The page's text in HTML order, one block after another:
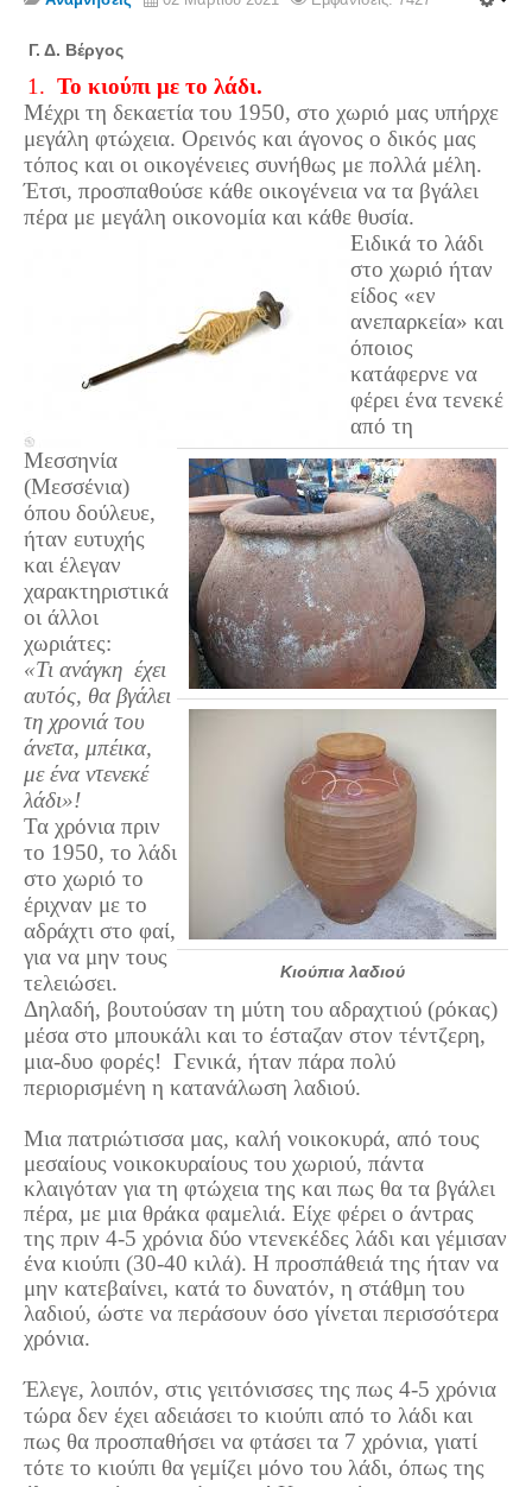
Σερβαίοι Συγγραφείς/Λογoτέχνες
Σερβαίοι Καλλιτέχνες
Γραφή Πατριωτών/Συνεργατών
Σερβαίοι Αγωνιστές/Πεσόντες
Σερβαίοι για το Σέρβου
Σύνδεσμος Σερβαίων
Θέματα και δράσεις Συνδέσμου
Η ιστοσελίδα μας
Επικοινωνία
Τα Νέα
Τα Τελευταία Νέα
Αυτοί που έφυγαν για πάντα
Γάμοι - Γεννήσεις - Βαπτίσεις
Επιτυχίες - Διακρίσεις
Μηνύματα Επισκεπτών
παλιά αρχειοθετημένα
Λαογραφία
Πολιτιστικά
Οπτικοακουστικά
Φωτορεπορτάζ
Δημοτικά Τραγούδια
Videos
Albums Φωτογραφιών
Παλιές Φωτογραφίες του 1930
Πετρόκτιστα Σπίτια - Εκκλησίες
Πανοραμικές φωτογραφίες
Σύνδεσμοι
Γ. Δ. Βέργος
1. Το κιούπι με το λάδι.
Μέχρι τη δεκαετία του 1950, στο χωριό μας υπήρχε
μεγάλη φτώχεια. Ορεινός και άγονος ο δικός μας
τόπος και οι οικογένειες συνήθως με πολλά μέλη.
Έτσι, προσπαθούσε κάθε οικογένεια να τα βγάλει
πέρα με μεγάλη οικονομία και κάθε θυσία.
Κιούπια λαδιού
Ειδικά το λάδι
στο χωριό ήταν
είδος «εν
ανεπαρκεία» και
όποιος
κατάφερνε να
φέρει ένα τενεκέ
από τη
Μεσσηνία
(Μεσσένια)
όπου δούλευε,
ήταν ευτυχής
και έλεγαν
χαρακτηριστικά
οι άλλοι
χωριάτες:
«Τι ανάγκη έχει
αυτός, θα βγάλει
τη χρονιά του
άνετα, μπέικα,
με ένα ντενεκέ
λάδι»!
Τα χρόνια πριν
το 1950, το λάδι
στο χωριό το
έριχναν με το
αδράχτι στο φαί,
για να μην τους
τελειώσει.
Δηλαδή, βουτούσαν τη μύτη του αδραχτιού (ρόκας)
μέσα στο μπουκάλι και το έσταζαν στον τέντζερη,
μια-δυο φορές! Γενικά, ήταν πάρα πολύ
περιορισμένη η κατανάλωση λαδιού.
Μια πατριώτισσα μας, καλή νοικοκυρά, από τους
μεσαίους νοικοκυραίους του χωριού, πάντα
κλαιγόταν για τη φτώχεια της και πως θα τα βγάλει
πέρα, με μια θράκα φαμελιά. Είχε φέρει ο άντρας
της πριν 4-5 χρόνια δύο ντενεκέδες λάδι και γέμισαν
ένα κιούπι (30-40 κιλά). Η προσπάθειά της ήταν να
μην κατεβαίνει, κατά το δυνατόν, η στάθμη του
λαδιού, ώστε να περάσουν όσο γίνεται περισσότερα
χρόνια.
Έλεγε, λοιπόν, στις γειτόνισσες της πως 4-5 χρόνια
τώρα δεν έχει αδειάσει το κιούπι από το λάδι και
πως θα προσπαθήσει να φτάσει τα 7 χρόνια, γιατί
τότε το κιούπι θα γεμίζει μόνο του λάδι, όπως της